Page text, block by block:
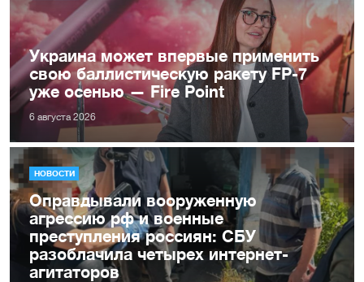
Украина может впервые применить
свою баллистическую ракету FP-7
уже осенью — Fire Point
6 августа 2026
НОВОСТИ
Оправдывали вооруженную
агрессию рф и военные
преступления россиян: СБУ
разоблачила четырех интернет-
агитаторов